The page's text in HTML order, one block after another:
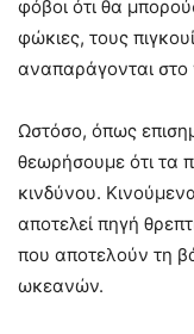
φόβοι ότι θα
φώκιες, τους
αναπαράγονται στο
Ωστόσο, όπως
θεωρήσουμε ότι τα
κινδύνου.
αποτελεί πηγή
που αποτελούν τη
ωκεανών.